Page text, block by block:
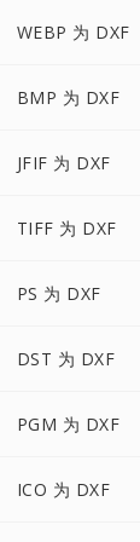
WEBP 为 DXF
BMP 为 DXF
JFIF 为 DXF
TIFF 为 DXF
PS 为 DXF
DST 为 DXF
PGM 为 DXF
ICO 为 DXF